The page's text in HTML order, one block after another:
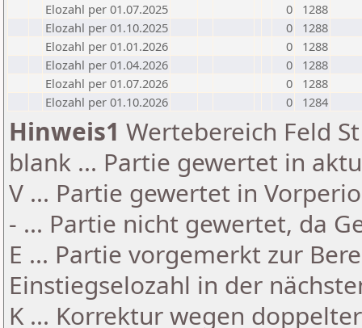
Elozahl per 01.07.2025
0
1288
Elozahl per 01.10.2025
0
1288
Elozahl per 01.01.2026
0
1288
Elozahl per 01.04.2026
0
1288
Elozahl per 01.07.2026
0
1288
Elozahl per 01.10.2026
0 1284
Hinweis1 Wertebereich Feld
blank ... Partie gewertet in
V ... Partie gewertet in
- ... Partie nicht gewertet, da
E ... Partie vorgemerkt zur
Einstiegselozahl in der
K ... Korrektur wegen